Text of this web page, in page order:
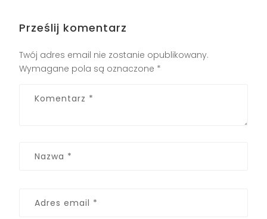
Prześlij komentarz
Twój adres email nie zostanie opublikowany.
Wymagane pola są oznaczone *